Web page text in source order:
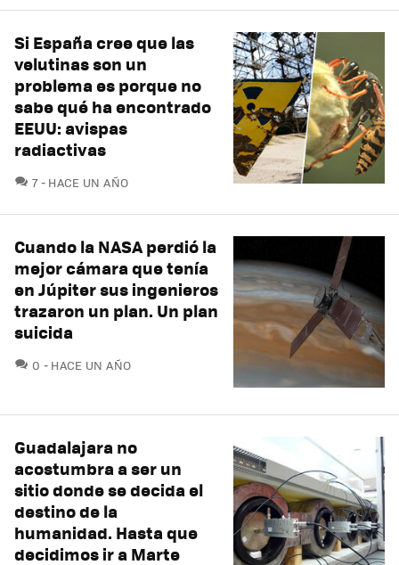
Si España cree que las
velutinas son un
problema es porque no
sabe qué ha encontrado
EEUU: avispas
radiactivas
7COMENTARIOS
HACE UN AÑO
Cuando la NASA perdió la
mejor cámara que tenía
en Júpiter sus ingenieros
trazaron un plan. Un plan
suicida
0 COMENTARIOS
HACE UN AÑO
Guadalajara no
acostumbra a ser un
sitio donde se decida el
destino de la
humanidad. Hasta que
decidimos ir a Marte